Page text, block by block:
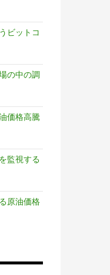
ビットコ
の中の調
価格高騰
監視する
原油価格